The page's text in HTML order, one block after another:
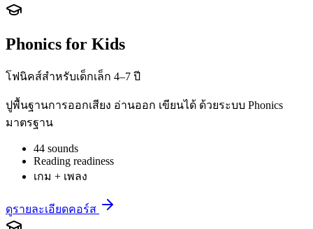
Phonics for Kids
โฟนิคส์สำหรับเด็กเล็ก 4–7 ปี
ปูพื้นฐานการออกเสียง อ่านออก เขียนได้ ด้วยระบบ Phonics
มาตรฐาน
44 sounds
Reading readiness
เกม + เพลง
ดูรายละเอียดคอร์ส